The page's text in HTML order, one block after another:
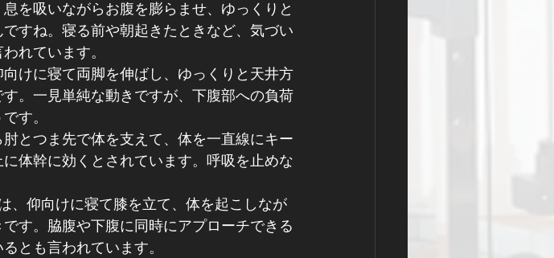
を吸いながらお腹を膨らませ、ゆっくりと
すね。寝る前や朝起きたときなど、気づい
れています。
けに寝て両脚を伸ばし、ゆっくりと天井方
。一見単純な動きですが、下腹部への負荷
す。
とつま先で体を支えて、体を一直線にキー
体幹に効くとされています。呼吸を止めな
、仰向けに寝て膝を立て、体を起こしなが
す。脇腹や下腹に同時にアプローチできる
とも言われています。